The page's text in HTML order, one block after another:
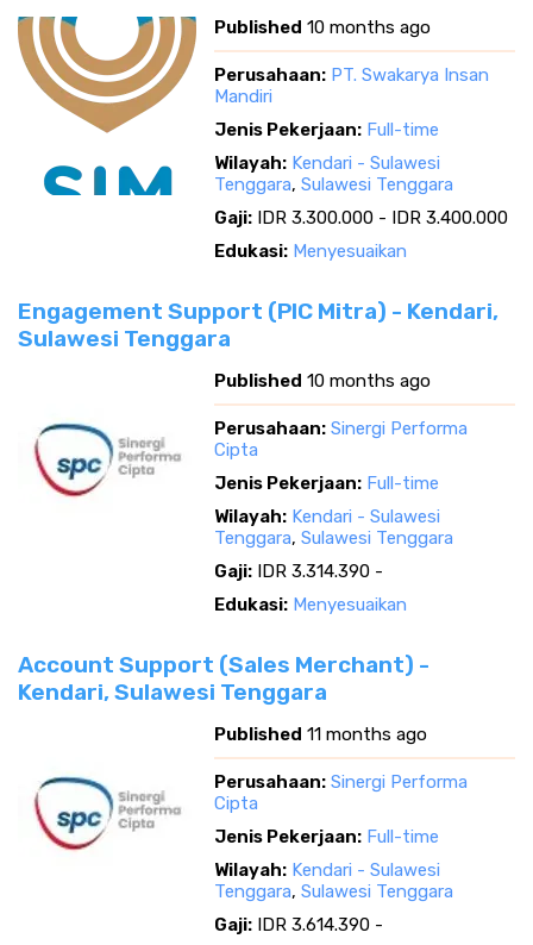
Published 10 months ago
Perusahaan: PT. Swakarya Insan
Mandiri
Jenis Pekerjaan: Full-time
Wilayah: Kendari - Sulawesi
Tenggara, Sulawesi Tenggara
Gaji: IDR 3.300.000 - IDR 3.400.000
Edukasi: Menyesuaikan
Engagement Support (PIC Mitra) - Kendari,
Sulawesi Tenggara
Published 10 months ago
Perusahaan: Sinergi Performa
Cipta
Jenis Pekerjaan: Full-time
Wilayah: Kendari - Sulawesi
Tenggara, Sulawesi Tenggara
Gaji: IDR 3.314.390 -
Edukasi: Menyesuaikan
Account Support (Sales Merchant) -
Kendari, Sulawesi Tenggara
Published 11 months ago
Perusahaan: Sinergi Performa
Cipta
Jenis Pekerjaan: Full-time
Wilayah: Kendari - Sulawesi
Tenggara, Sulawesi Tenggara
Gaji: IDR 3.614.390 -